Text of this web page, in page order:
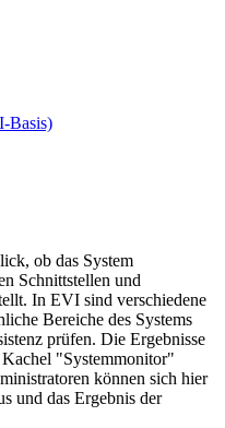
Basis)
ob das System
Schnittstellen und
In EVI sind verschiedene
Bereiche des Systems
prüfen. Die Ergebnisse
"Systemmonitor"
können sich hier
und das Ergebnis der